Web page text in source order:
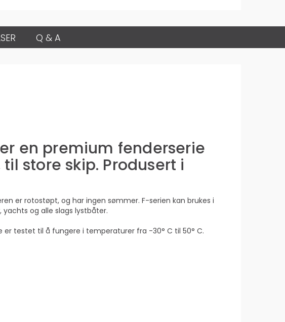
Q & A
en premium fenderserie
store skip. Produsert i
er rotostøpt, og har ingen sømmer. F-serien kan brukes i
og alle slags lystbåter.
er testet til å fungere i temperaturer fra -30° C til 50° C.